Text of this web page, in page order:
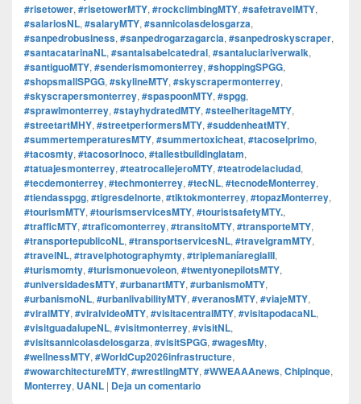
#risetower, #risetowerMTY, #rockclimbingMTY, #safetravelMTY,
#salariosNL, #salaryMTY, #sannicolasdelosgarza,
#sanpedrobusiness, #sanpedrogarzagarcia, #sanpedroskyscraper,
#santacatarinaNL, #santaisabelcatedral, #santaluciariverwalk,
#santiguoMTY, #senderismomonterrey, #shoppingSPGG,
#shopsmallSPGG, #skylineMTY, #skyscrapermonterrey,
#skyscrapersmonterrey, #spaspoonMTY, #spgg,
#sprawlmonterrey, #stayhydratedMTY, #steelheritageMTY,
#streetartMHY, #streetperformersMTY, #suddenheatMTY,
#summertemperaturesMTY, #summertoxicheat, #tacoselprimo,
#tacosmty, #tacosorinoco, #tallestbuildinglatam,
#tatuajesmonterrey, #teatrocallejeroMTY, #teatrodelaciudad,
#tecdemonterrey, #techmonterrey, #tecNL, #tecnodeMonterrey,
#tiendasspgg, #tigresdelnorte, #tiktokmonterrey, #topazMonterrey,
#tourismMTY, #tourismservicesMTY, #touristsafetyMTY.,
#trafficMTY, #traficomonterrey, #transitoMTY, #transporteMTY,
#transportepublicoNL, #transportservicesNL, #travelgramMTY,
#travelNL, #travelphotographymty, #triplemaníaregiaIII,
#turismomty, #turismonuevoleon, #twentyonepilotsMTY,
#universidadesMTY, #urbanartMTY, #urbanismoMTY,
#urbanismoNL, #urbanlivabilityMTY, #veranosMTY, #viajeMTY,
#viralMTY, #viralvideoMTY, #visitacentralMTY, #visitapodacaNL,
#visitguadalupeNL, #visitmonterrey, #visitNL,
#visitsannicolasdelosgarza, #visitSPGG, #wagesMty,
#wellnessMTY, #WorldCup2026infrastructure,
#wowarchitectureMTY, #wrestlingMTY, #WWEAAAnews, Chipinque,
Monterrey, UANL | Deja un comentario